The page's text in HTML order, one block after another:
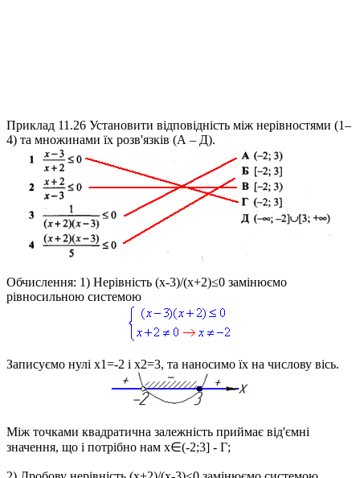
Приклад 11.26 Установити відповідність між нерівностями (1–
4) та множинами їх розв'язків (А – Д).
Обчислення: 1) Нерівність (x-3)/(x+2)≤0 замінюємо
рівносильною системою
Записуємо нулі x1=-2 і x2=3, та наносимо їх на числову вісь.
Між точками квадратична залежність приймає від'ємні
значення, що і потрібно нам x∈(-2;3] - Г;